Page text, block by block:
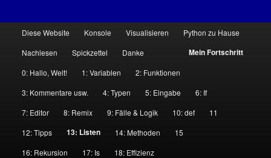
Zum
wechseln
Zum
Inhalt
wechseln
Diese Website Konsole Visualisieren
Python zu Hause
Nachlesen
Spickzettel Danke Mein Fortschritt
0: Hallo, Welt! 1: Variablen
2: Funktionen
3: Kommentare usw.
4: Typen 5: Eingabe
6: If
7: Editor
8: Remix 9: Fälle & Logik 10: def
11
12: Tipps
13: Listen 14: Methoden
15
16: Rekursion
17: Is 18: Effizienz